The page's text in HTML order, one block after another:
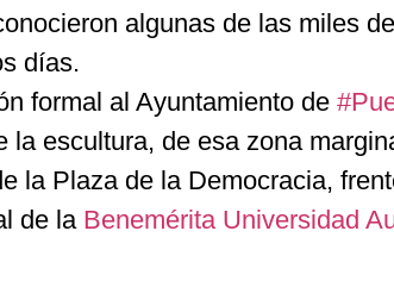
algunas de las miles
días.
formal al Ayuntamiento de
la escultura, de esa zona
la Plaza de la Democracia,
de la Benemérita Universidad